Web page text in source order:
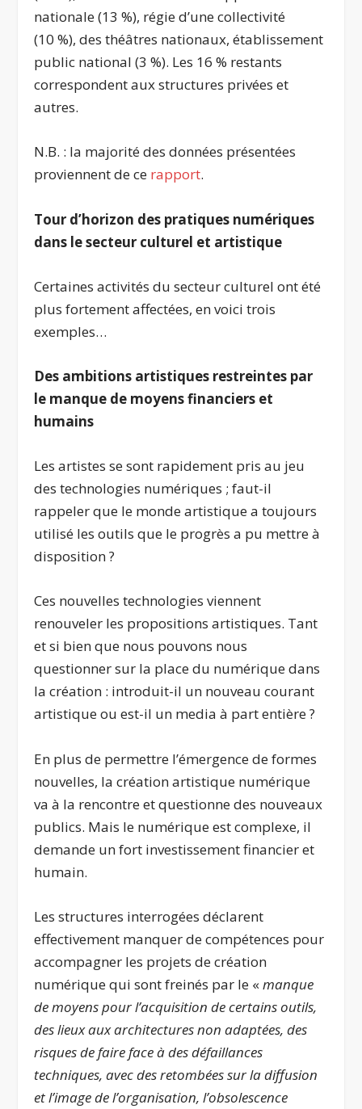
nationale (13 %), régie d’une collectivité
(10 %), des théâtres nationaux, établissement
public national (3 %). Les 16 % restants
correspondent aux structures privées et
autres.
N.B. : la majorité des données présentées
proviennent de ce rapport.
Tour d’horizon des pratiques numériques
dans le secteur culturel et artistique
Certaines activités du secteur culturel ont été
plus fortement affectées, en voici trois
exemples…
Des ambitions artistiques restreintes par
le manque de moyens financiers et
humains
Les artistes se sont rapidement pris au jeu
des technologies numériques ; faut-il
rappeler que le monde artistique a toujours
utilisé les outils que le progrès a pu mettre à
disposition ?
Ces nouvelles technologies viennent
renouveler les propositions artistiques. Tant
et si bien que nous pouvons nous
questionner sur la place du numérique dans
la création : introduit-il un nouveau courant
artistique ou est-il un media à part entière ?
En plus de permettre l’émergence de formes
nouvelles, la création artistique numérique
va à la rencontre et questionne des nouveaux
publics. Mais le numérique est complexe, il
demande un fort investissement financier et
humain.
Les structures interrogées déclarent
effectivement manquer de compétences pour
accompagner les projets de création
numérique qui sont freinés par le «manque
de moyens pour l’acquisition de certains outils,
des lieux aux architectures non adaptées, des
risques de faire face à des défaillances
techniques, avec des retombées sur la diffusion
et l’image de l’organisation, l’obsolescence